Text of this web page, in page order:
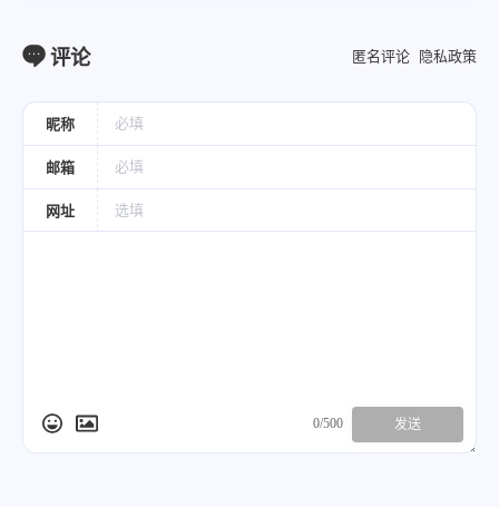
评论 匿名评论 隐私政策
昵称
邮箱
网址
0/500 发送